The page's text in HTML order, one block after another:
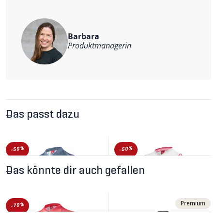
Weitere Informationen
Material: 100% Polyester
Barbara
Produktmanagerin
Das passt dazu
-50% -50%
Das könnte dir auch gefallen
-70% Premium